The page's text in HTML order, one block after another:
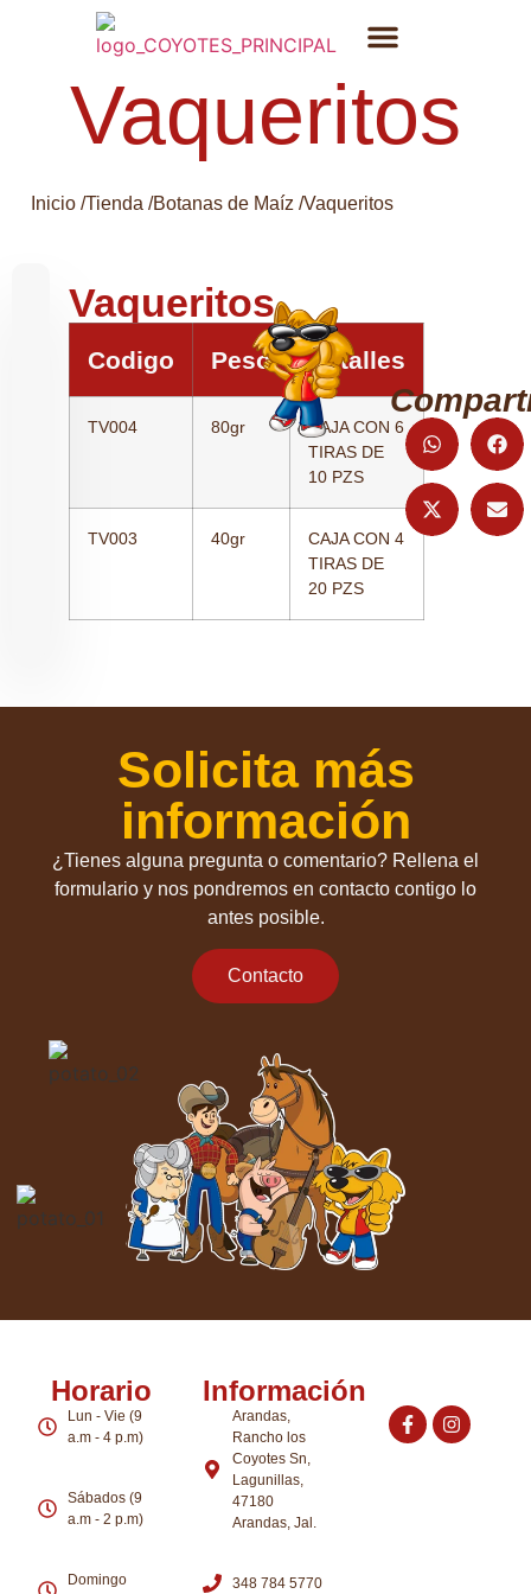
Vaqueritos
Inicio /Tienda /Botanas de Maíz /Vaqueritos
Vaqueritos
Codigo Peso Detalles
TV004 80gr
CAJA CON 6
TIRAS DE
10 PZS
TV003 40gr
CAJA CON 4
TIRAS DE
20 PZS
Solicita más
información
¿Tienes alguna pregunta o comentario? Rellena el
formulario y nos pondremos en contacto contigo lo
antes posible.
Contacto
Horario
Lun - Vie (9
a.m - 4 p.m)
Sábados (9
a.m - 2 p.m)
Domingo
Información
Arandas,
Rancho los
Coyotes Sn,
Lagunillas,
47180
Arandas, Jal.
348 784 5770